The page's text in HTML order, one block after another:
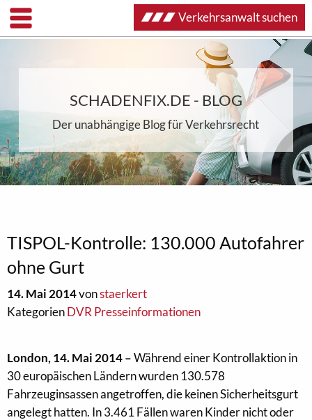
SCHADENFIX.DE - BLOG
Der unabhängige Blog für Verkehrsrecht
TISPOL-Kontrolle: 130.000 Autofahrer
ohne Gurt
14. Mai 2014vonstaerkert
KategorienDVR Presseinformationen
London, 14. Mai 2014 –Während einer Kontrollaktion in
30 europäischen Ländern wurden 130.578
Fahrzeuginsassen angetroffen, die keinen Sicherheitsgurt
angelegt hatten. In 3.461 Fällen waren Kinder nicht oder
Verkehrsanwalt suchen